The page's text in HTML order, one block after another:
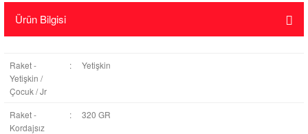
Ürün Bilgisi
Raket -
Yetişkin /
Çocuk / Jr
: Yetişkin
Raket -
Kordajsız
: 320 GR